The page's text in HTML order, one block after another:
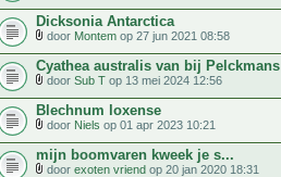
Dicksonia Antarctica
door Montem op 27 jun 2021 08:58
Cyathea australis van bij Pelckmans
door Sub T op 13 mei 2024 12:56
Blechnum loxense
door Niels op 01 apr 2023 10:21
mijn boomvaren kweek je s...
door exoten vriend op 20 jan 2020 18:31